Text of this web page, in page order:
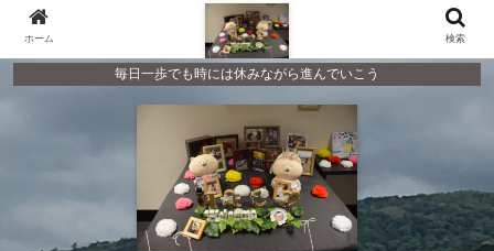
毎日一歩でも時には休みながら進んでいこう
ホーム 検索